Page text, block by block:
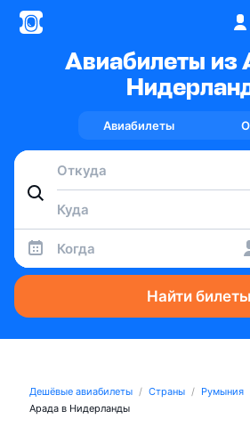
Авиабилеты из
Авиабилеты
Когда
Найти билеты
Дешёвые авиабилеты Страны Румыния
Арада в Нидерланды